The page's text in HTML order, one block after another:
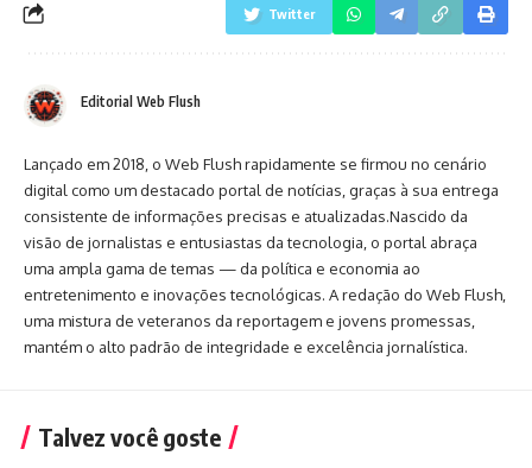
Twitter
Editorial Web Flush
Lançado em 2018, o Web Flush rapidamente se firmou no cenário
digital como um destacado portal de notícias, graças à sua entrega
consistente de informações precisas e atualizadas.Nascido da
visão de jornalistas e entusiastas da tecnologia, o portal abraça
uma ampla gama de temas — da política e economia ao
entretenimento e inovações tecnológicas. A redação do Web Flush,
uma mistura de veteranos da reportagem e jovens promessas,
mantém o alto padrão de integridade e excelência jornalística.
Talvez você goste